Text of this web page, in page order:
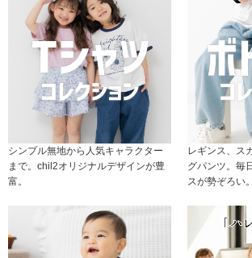
シンプル無地から人気キャラクター
まで。chil2オリジナルデザインが豊
富。
レギンス、ス
グパンツ。毎
スが勢ぞろい。